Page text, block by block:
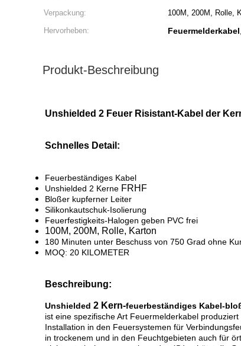
Verpackung:
100M, 200M, Rolle,
Hervorheben:
Feuermelderkabel,
Produkt-Beschreibung
Unshielded 2 Feuer Risistant-Kabel der
Schnelles Detail:
Feuerbeständiges Kabel
Unshielded 2 Kerne FRHF
Bloßer kupferner Leiter
Silikonkautschuk-Isolierung
Feuerfestigkeits-Halogen geben PVC frei
100M, 200M, Rolle, Karton
180 Minuten unter Beschuss von 750 Grad ohne
MOQ: 20 KILOMETER
Beschreibung:
Unshielded 2 Kern-feuerbeständiges Kabel-
ist eine spezifische Art Feuermelderkabel
Installation in den Feuersystemen für
in trockenem und in den Feuchtgebieten auch für